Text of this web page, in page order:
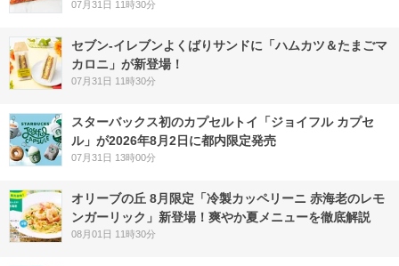
07月31日 11時30分
セブン‐イレブンよくばりサンドに「ハムカツ＆たまごマ
カロニ」が新登場！
07月31日 11時30分
スターバックス初のカプセルトイ「ジョイフル カプセ
ル」が2026年8月2日に都内限定発売
07月31日 13時00分
オリーブの丘 8月限定「冷製カッペリーニ 赤海老のレモ
ンガーリック」新登場！爽やか夏メニューを徹底解説
08月01日 11時30分